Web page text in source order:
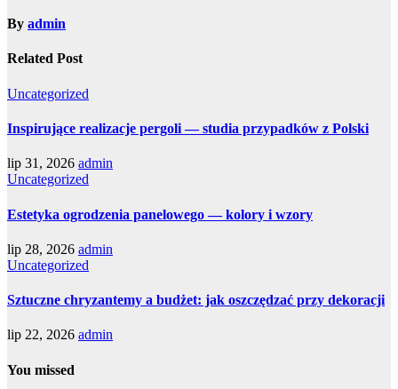
By admin
Related Post
Uncategorized
Inspirujące realizacje pergoli — studia przypadków z Polski
lip 31, 2026 admin
Uncategorized
Estetyka ogrodzenia panelowego — kolory i wzory
lip 28, 2026 admin
Uncategorized
Sztuczne chryzantemy a budżet: jak oszczędzać przy dekoracji
lip 22, 2026 admin
You missed